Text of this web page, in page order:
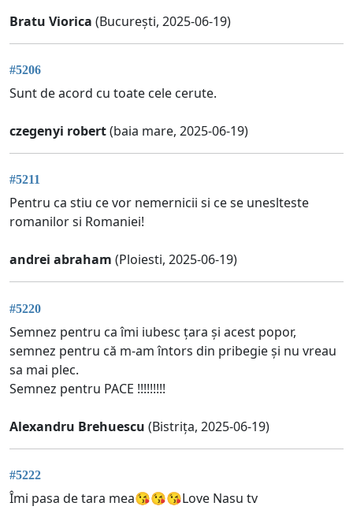
Bratu Viorica (București, 2025-06-19)
#5206
Sunt de acord cu toate cele cerute.
czegenyi robert(baia mare, 2025-06-19)
#5211
Pentru ca stiu ce vor nemernicii si ce se uneslteste
romanilor si Romaniei!
andrei abraham (Ploiesti, 2025-06-19)
#5220
Semnez pentru ca îmi iubesc țara și acest popor,
semnez pentru că m-am întors din pribegie și nu vreau
sa mai plec.
Semnez pentru PACE !!!!!!!!!
Alexandru Brehuescu (Bistrița, 2025-06-19)
#5222
Îmi pasa de tara mea😘😘😘Love Nasu tv